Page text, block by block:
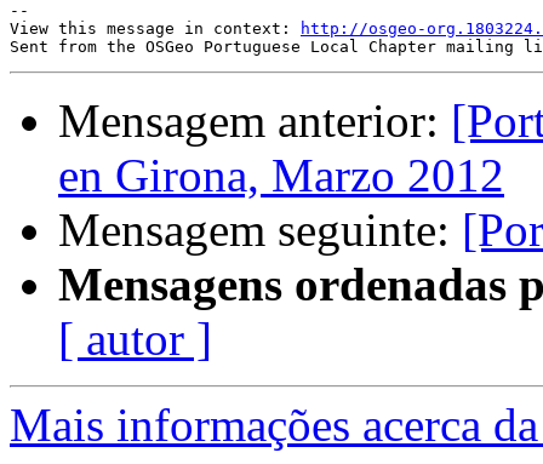
--
View this message in context:
http://osgeo-
Mensagem anterior:
en Girona, Marzo 2012
Mensagem seguinte:
Mensagens ordenadas
[ autor ]
Mais informações acerca